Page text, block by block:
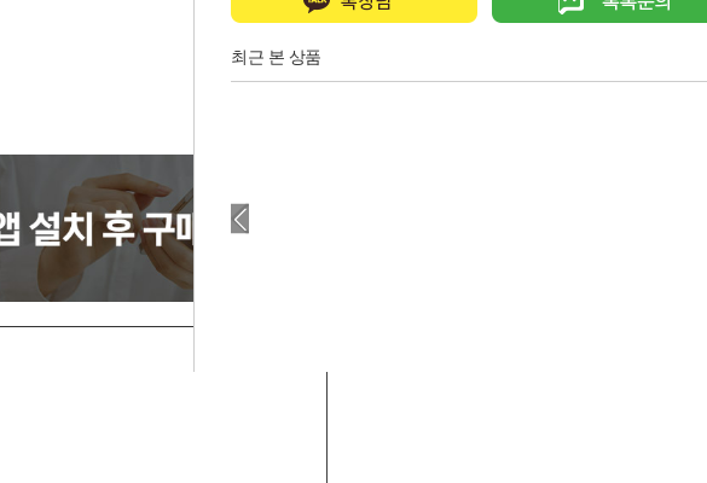
최근 본 상품